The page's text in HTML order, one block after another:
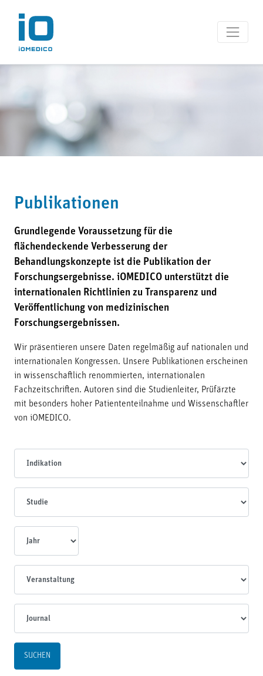
Publikationen
Grundlegende Voraussetzung für die
flächendeckende Verbesserung der
Behandlungskonzepte ist die Publikation der
Forschungsergebnisse. iOMEDICO unterstützt die
internationalen Richtlinien zu Transparenz und
Veröffentlichung von medizinischen
Forschungsergebnissen.
Wir präsentieren unsere Daten regelmäßig auf nationalen und
internationalen Kongressen. Unsere Publikationen erscheinen
in wissenschaftlich renommierten, internationalen
Fachzeitschriften. Autoren sind die Studienleiter, Prüfärzte
mit besonders hoher Patiententeilnahme und Wissenschaftler
von iOMEDICO.